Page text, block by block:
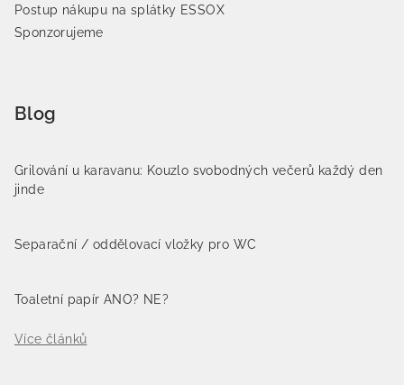
Postup nákupu na splátky ESSOX
Sponzorujeme
Blog
Grilování u karavanu: Kouzlo svobodných večerů každý den
jinde
Separační / oddělovací vložky pro WC
Toaletní papír ANO? NE?
Více článků